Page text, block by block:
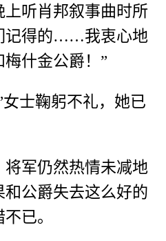
听肖邦叙事曲时所
记得的……我衷心地
什金公爵！”
女士鞠躬不礼，她已
军仍然热情未减地
公爵失去这么好的
已。